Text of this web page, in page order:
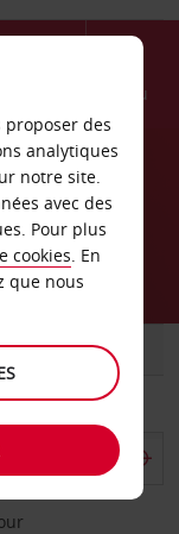
Menu
proposer des
analytiques
notre site.
avec des
Pour plus
cookies. En
que nous